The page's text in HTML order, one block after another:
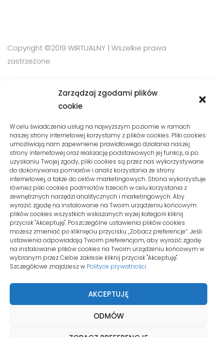
Zarządzaj zgodami plików
cookie
W celu świadczenia usług na najwyższym poziomie w ramach
naszej strony internetowej korzystamy z plików cookies. Pliki cookies
umożliwiają nam zapewnienie prawidłowego działania naszej
strony internetowej oraz realizację podstawowych jej funkcji, a po
uzyskaniu Twojej zgody, pliki cookies są przez nas wykorzystywane
do dokonywania pomiarów i analiz korzystania ze strony
internetowej, a także do celów marketingowych. Strona wykorzystuje
również pliki cookies podmiotów trzecich w celu korzystania z
zewnętrznych narzędzi analitycznych i marketingowych. Aby
wyrazić zgodę na instalowanie na Twoim urządzeniu końcowym
plików cookies wszystkich wskazanych wyżej kategorii kliknij
przycisk "Akceptuję". Poszczególne ustawienia plików cookies
możesz zmieniać po kliknięciu przycisku „Zobacz preferencje”. Jeśli
ustawienia odpowiadają Twoim preferencjom, aby wyrazić zgodę
na instalowanie plików cookies na Twoim urządzeniu końcowym w
wybranym przez Ciebie zakresie kliknij przycisk "Akceptuję".
Szczegółowe znajdziesz w Polityce prywatności.
AKCEPTUJĘ
ODMÓW
Copyright ©2019 WIRTUALNY | Wszelkie prawa
zastrzeżone
SZYBKI KONTAKT
Phone:
+48 510 10 08 120
Email:kontakt@wirtualnymysliborz.pl
SIEDZIBA
ul. Konwaliowa 255C/2
62-069 Palędzie
Moje konto